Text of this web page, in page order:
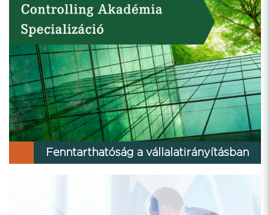
Fenntarthatóság a vállalatirányításban